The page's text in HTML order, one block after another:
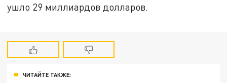
ушло 29 миллиардов долларов.
ЧИТАЙТЕ ТАКЖЕ: